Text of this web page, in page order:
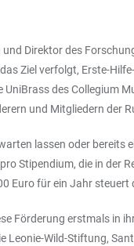
Direktor des
Ziel verfolgt, Erste-
des Collegium
und Mitgliedern der
lassen oder bereits
Stipendium, die in der
Euro für ein Jahr steuert
Förderung erstmals in
Leonie-Wild-Stiftung,